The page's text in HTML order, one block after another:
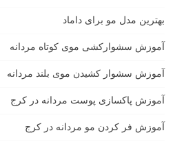
بهترین مدل مو برای داماد
آموزش سشوارکشی موی کوتاه مردانه
آموزش سشوار کشیدن موی بلند مردانه
آموزش پاکسازی پوست مردانه در کرج
آموزش فر کردن مو مردانه در کرج